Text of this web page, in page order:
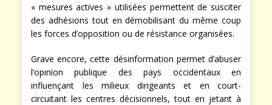
« mesures actives » utilisées permettent de susciter
des adhésions tout en démobilisant du même coup
les forces d’opposition ou de résistance organisées.
Grave encore, cette désinformation permet d’abuser
l’opinion publique des pays occidentaux en
influençant les milieux dirigeants et en court-
circuitant les centres décisionnels, tout en jetant à